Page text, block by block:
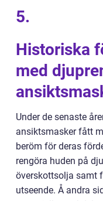
5.
Historiska
med
Under de senaste
ansiktsmasker fått
beröm för deras
rengöra huden på
överskottsolja samt
utseende. Å andra